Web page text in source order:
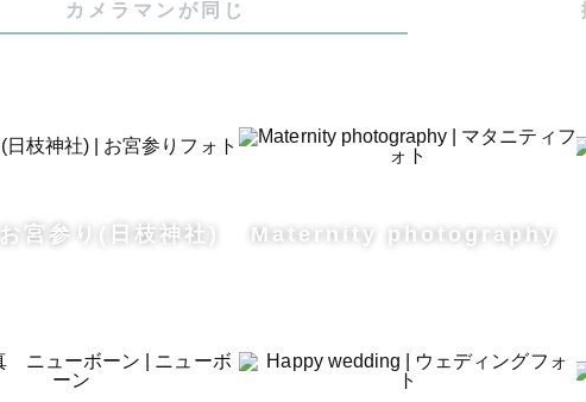
もちろん赤ちゃんだけでなく、お子様を見て幸せに微笑
おじいさまおばあさまも素敵に残しますのでお任せくださ
カメラマンが同じ
お宮参り(日枝神社) Maternity photography